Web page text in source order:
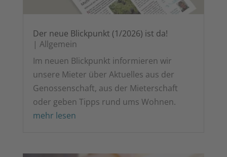
Der neue Blick­punkt (1/2026) ist da!
| All­ge­mein
Im neu­en Blick­punkt infor­mie­ren wir
unse­re Mie­ter über Aktu­el­les aus der
Genos­sen­schaft, aus der Mie­ter­schaft
oder geben Tipps rund ums Wohnen.
mehr lesen